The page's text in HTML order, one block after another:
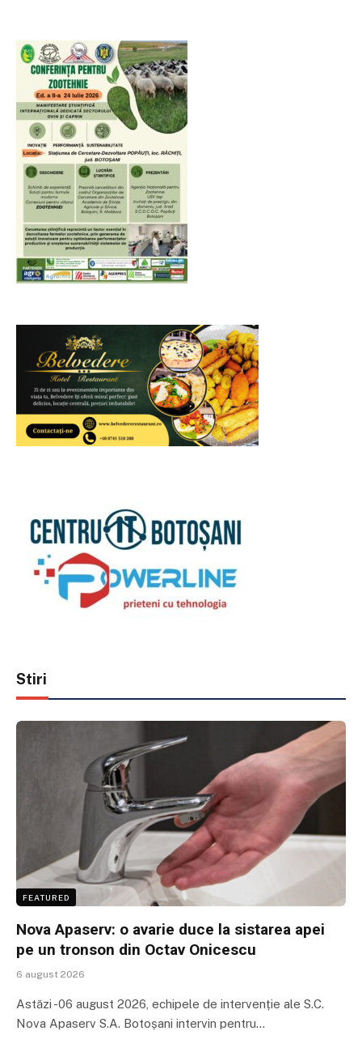
Stiri
FEATURED
Nova Apaserv: o avarie duce la sistarea apei
pe un tronson din Octav Onicescu
6 august 2026
Astăzi -06 august 2026, echipele de intervenție ale S.C.
Nova Apaserv S.A. Botoșani intervin pentru…